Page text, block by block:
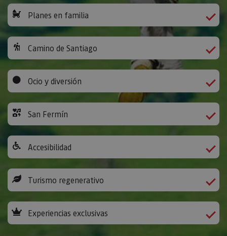
Planes en familia
Camino de Santiago
Ocio y diversión
San Fermín
Accesibilidad
Turismo regenerativo
Experiencias exclusivas